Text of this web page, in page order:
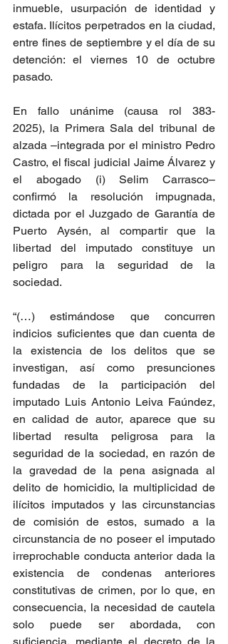
inmueble, usurpación de identidad y
estafa. Ilícitos perpetrados en la ciudad,
entre fines de septiembre y el día de su
detención: el viernes 10 de octubre
pasado.
En fallo unánime (causa rol 383-
2025), la Primera Sala del tribunal de
alzada –integrada por el ministro Pedro
Castro, el fiscal judicial Jaime Álvarez y
el abogado (i) Selim Carrasco–
confirmó la resolución impugnada,
dictada por el Juzgado de Garantía de
Puerto Aysén, al compartir que la
libertad del imputado constituye un
peligro para la seguridad de la
sociedad.
“(…) estimándose que concurren
indicios suficientes que dan cuenta de
la existencia de los delitos que se
investigan, así como presunciones
fundadas de la participación del
imputado Luis Antonio Leiva Faúndez,
en calidad de autor, aparece que su
libertad resulta peligrosa para la
seguridad de la sociedad, en razón de
la gravedad de la pena asignada al
delito de homicidio, la multiplicidad de
ilícitos imputados y las circunstancias
de comisión de estos, sumado a la
circunstancia de no poseer el imputado
irreprochable conducta anterior dada la
existencia de condenas anteriores
constitutivas de crimen, por lo que, en
consecuencia, la necesidad de cautela
solo puede ser abordada, con